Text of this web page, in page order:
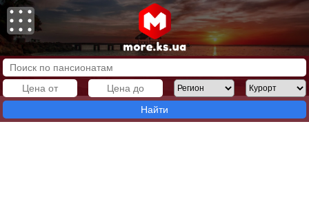
Найти